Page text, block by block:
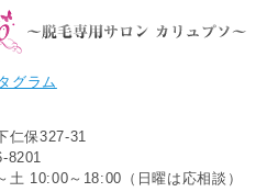
仁保327-31
8201
土 10:00～18:00（日曜は応相談）